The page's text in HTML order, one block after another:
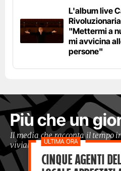
L'album live
"Mettermi a
mi avvicina
persone"
Più che un
Il media che racconta il tempo
viviamo con occhi moderni
Cinque agenti